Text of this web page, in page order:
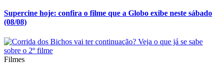
Supercine hoje: confira o filme que a Globo exibe neste sábado
(08/08)
Filmes